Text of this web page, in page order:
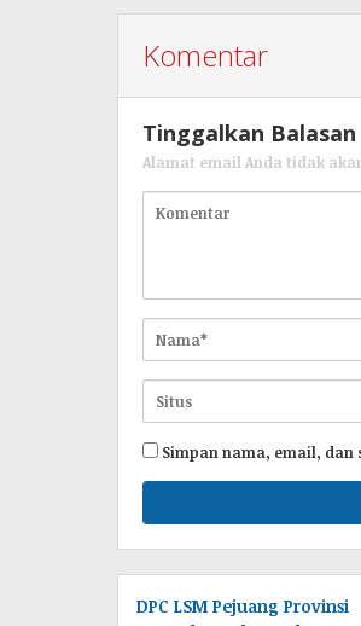
Komentar
Tinggalkan Balasan
Alamat email Anda tidak
Simpan nama, email, dan
DPC LSM Pejuang Provinsi